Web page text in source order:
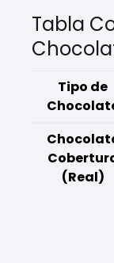
Tabla
Tipo de
(Real)